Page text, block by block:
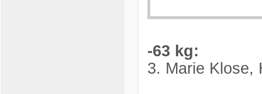
-63 kg:
3. Marie Klose,